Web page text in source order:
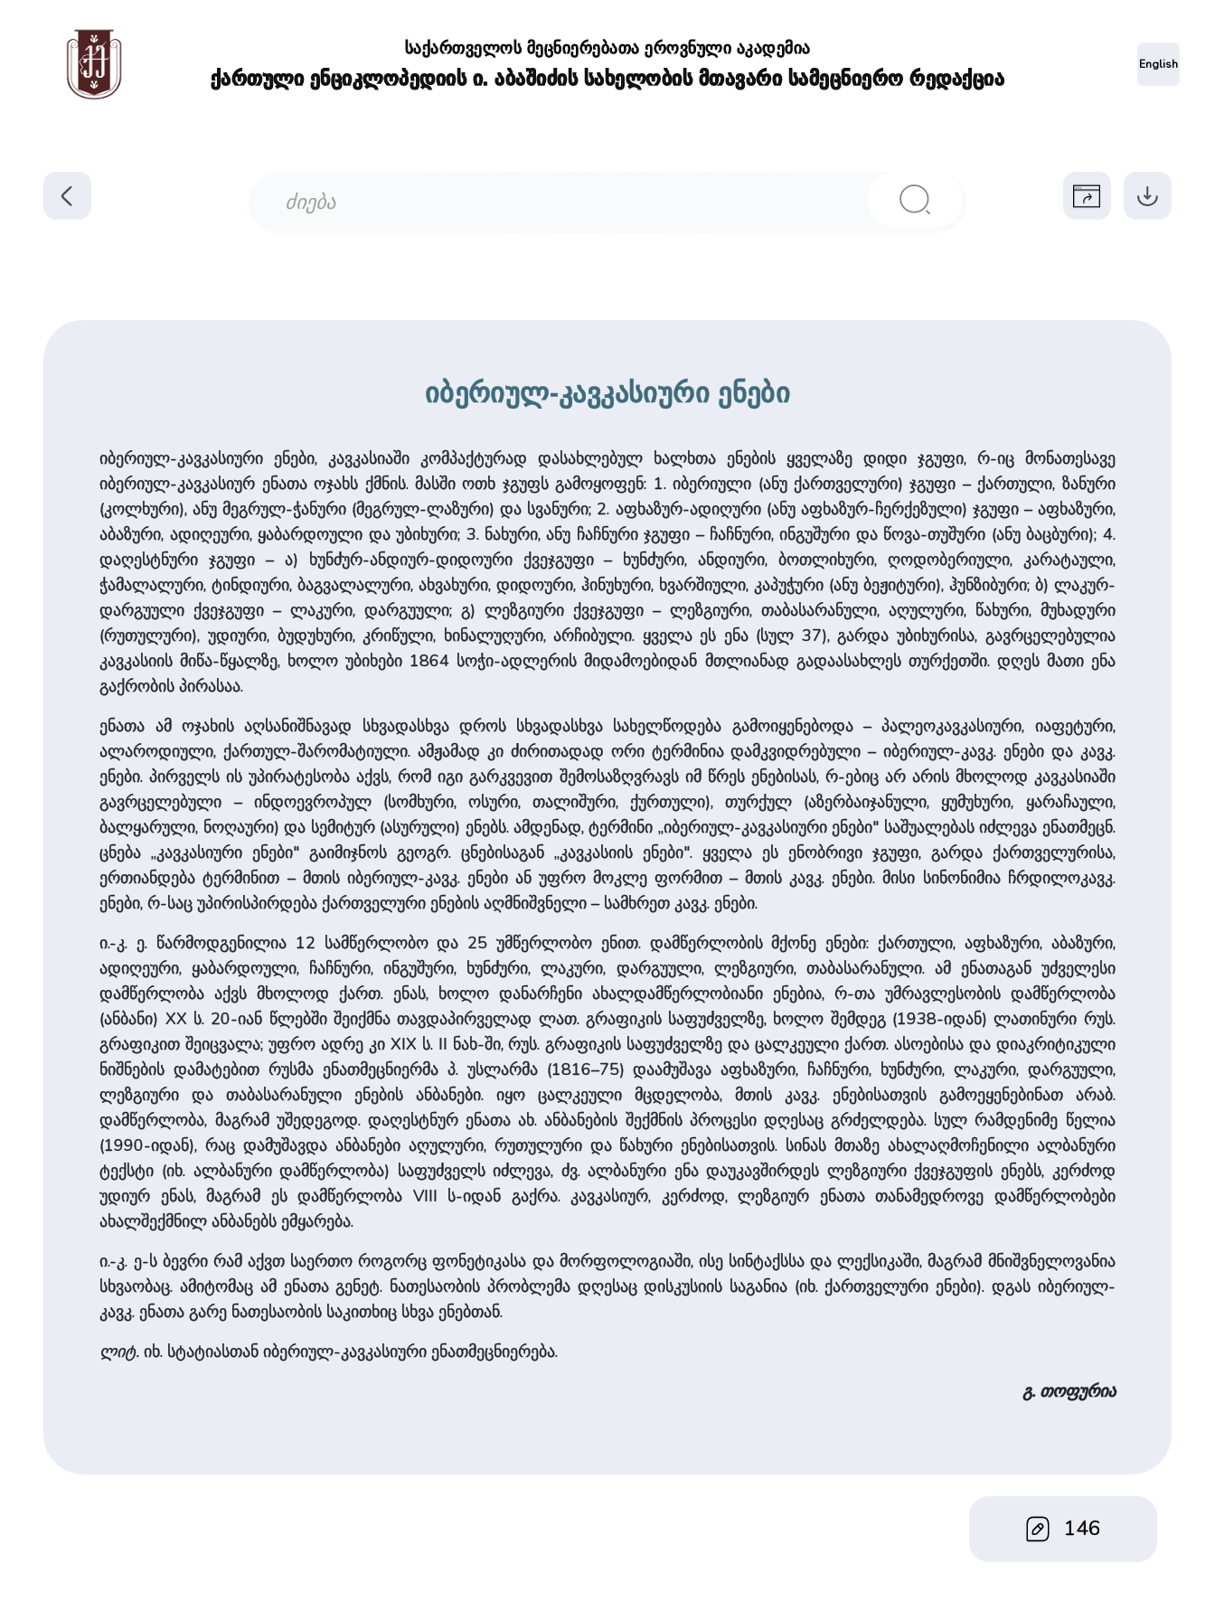
საქართველოს მეცნიერებათა ეროვნული აკადემია
ქართული ენციკლოპედიის ი. აბაშიძის სახელობის მთავარი სამეცნიერო რედაქცია
English
იბერიულ-კავკასიური ენები
იბერიულ-კავკასიური ენები, კავკასიაში კომპაქტურად დასახლებულ ხალხთა ენების ყველაზე დიდი ჯგუფი, რ-იც მონათესავე
იბერიულ-კავკასიურ ენათა ოჯახს ­ქმნის. მასში ოთხ ჯგუფს გამოყოფენ: 1. იბერიული (ანუ ქართველური) ჯგუფი – ქართული, ზანური
(კოლხური), ანუ მეგრულ-ჭანური (მეგრულ-ლაზური) და სვანური; 2. აფხაზურ-ადიღური (ანუ აფხაზურ-ჩერქეზული) ჯგუფი – აფხაზური,
აბაზური, ადიღეური, ყაბარდოული და უბიხური; 3. ნახუ­რი, ანუ ჩაჩნური ჯგუფი – ჩაჩნური, ინგუშური და წოვა-თუშური (ანუ ბაცბური); 4.
დაღესტნური ჯგუფი – ა) ხუნძურ-ანდიურ-დიდოური ქვეჯგუფი – ხუნძური, ანდიური, ბოთლიხური, ღოდობერიული, კარატაული,
ჭამალალური, ტინდიური, ბაგვალალური, ახვახური, დიდოური, ჰინუხური, ხვარშიული, კაპუჭური (ანუ ბეჟიტური), ჰუნზიბური; ბ) ლაკურ-
დარგუული ქვეჯგუფი – ლაკური, დარგუული; გ) ლეზგიური ქვეჯგუფი – ლეზგიური, თაბასარანული, აღულური, წახური, მუხადური
(რუთულური), უდიური, ბუდუხური, კრიწული, ხინალუღური, არჩიბული. ყველა ეს ენა (სულ 37), გარდა უბიხურისა, გავრცელებულია
კავკასიის მიწა-წყალზე, ხოლო უბიხები 1864 სოჭი-ადლერის მიდამოებიდან მთლიანად გადაასახლეს თურქეთში. დღეს მათი ენა
გაქრობის პირასაა.
ენათა ამ ოჯახის ­აღსანიშნავად სხვა­და­სხვა დროს სხვა­და­სხვა სახელწოდება გამოიყენებოდა – პალეოკავკასიური, იაფეტური,
ალაროდიული, ქართულ-შარომატიული. ამჟამად კი ძირითადად ორი ტერმინია დამკვიდრებული – იბერიულ-კავკ. ენები და კავკ.
ენები. პირველს ის უპირატესობა აქვს, რომ იგი გარკვევით შემოსაზღვრავს იმ წრეს ენებისას, რ-ებიც არ არის მხო­ლოდ კავკასიაში
გავრცელებული – ინდოევროპულ (სომხური, ოსური, თალი­შური, ქურთული), თურქულ (აზერბაიჯანული, ყუმუხური, ყარაჩაული,
ბალყარული, ნოღაური) და სემიტურ (ასურული) ენებს. ამდენად, ტერმინი „იბერიულ-კავკასიური ენები" საშუალებას იძლე­ვა ენათმეცნ.
ცნება „კავკასიური ენები" გაიმიჯნოს გეოგრ. ცნებისაგან „კავკასიის ენები". ყველა ეს ენობრივი ჯგუფი, გარდა ქართველურისა,
ერთიანდება ტერმინით – მთის იბერიულ-კავკ. ენები ან უფრო მოკლე ფორმით – მთის კავკ. ენები. მისი სინონიმია ჩრდილოკავკ.
ენები, რ-საც უპირისპირდება ქართველური ენების აღმნიშვნელი – სამხრეთ კავკ. ენები.
ი.-კ. ე. წარ­მო­დგე­ნი­ლია 12 სამწერლობო და 25 უმწერლობო ენით. დამწერლობის მქონე ენები: ქართული, აფხაზური, აბაზუ­რი,
ადიღეური, ყაბარდოული, ჩაჩ­ნური, ინგუშური, ხუნძური, ლა­კური, დარგუული, ლეზგიური, თაბასარანული. ამ ენათაგან უძველესი
დამწერლობა აქვს მხოლოდ ქართ. ენას, ხოლო დანარჩენი ახალდამწერლობიანი ენებია, რ-თა უმრავლესობის დამწერლობა
(ანბანი) XX ს. 20-იან წლებში შეიქმნა თავდაპირველად ლათ. გრაფიკის საფუძველზე, ხოლო შემდეგ (1938-იდან) ლათინური რუს.
გრაფიკით შე­ი­ცვა­ლა; უფრო ადრე კი XIX ს. II ნახ-ში, რუს. გრაფიკის საფუძველზე და ცალკეული ქართ. ასოებისა და დიაკრიტიკული
ნიშნების დამატებით რუსმა ენათმეცნიერმა პ. უსლარმა (1816–75) დაამუშავა აფხაზური, ჩაჩნური, ხუნძური, ლაკური, დარგუული,
ლეზგიური და თაბასარანული ენების ანბანები. იყო ცალკეული მცდელობა, მთის კავკ. ენებისათვის გამოეყენებინათ არაბ.
დამწერლობა, მაგრამ უშედეგოდ. დაღესტნურ ენათა ახ. ანბანების შე­ქმნის პროცესი დღესაც გრძელდება. სულ რამ­დენი­მე წელია
(1990-იდან), რაც დამუშავდა ანბანები აღულური, რუთულური და წახური ენებისათვის. სინას მთაზე ახალაღმოჩენილი ალბანური
ტექსტი (იხ. ალბანური დამწერლობა) საფუძველს იძლე­ვა, ძვ. ალბანური ენა დაუკავშირდეს ლეზგიური ქვეჯგუფის ენებს, კერძოდ
უდიურ ენას, მაგრამ ეს დამ­წერლობა VIII ს-იდან გაქრა. კავკასიურ, კერძოდ, ლეზგიურ ენათა თანამედროვე დამწერლობები
ახალშექმნილ ანბანებს ემყარება.
ი.-კ. ე-ს ბევრი რამ აქვთ საერთო როგორც ფონეტიკასა და მორფოლოგიაში, ისე სინტაქსსა და ლექსიკაში, მაგრამ მნიშვნელოვანია
სხვაობაც. ამიტომაც ამ ენათა გენეტ. ნათესაობის პრობლემა დღესაც დისკუსიის საგანია (იხ. ქართველური ენები). დგას იბერიულ-
კავკ. ენათა გარე ნათესაობის საკითხიც სხვა ენებთან.
ლიტ. იხ. სტატიასთან იბერიულ-კავკასიური ენათმეცნიერება.
გ. თოფურია
146